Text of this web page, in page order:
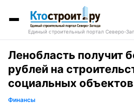
Единый строительный портал Северо-
Ленобласть получит
рублей на
социальных объектов
Финансы